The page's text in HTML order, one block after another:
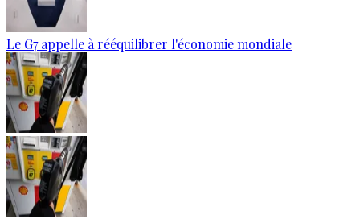
Le G7 appelle à rééquilibrer l'économie mondiale